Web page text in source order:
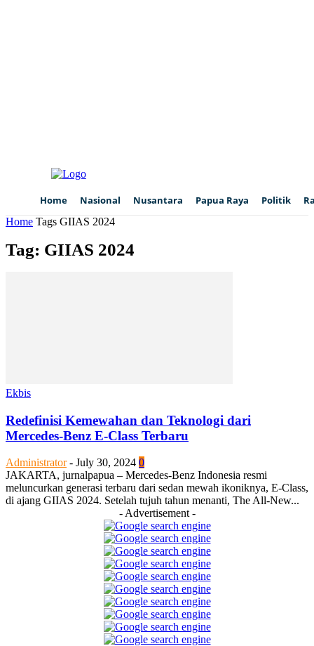
Home Nasional Nusantara Papua Raya Politik
Home Tags GIIAS 2024
Tag: GIIAS 2024
Ekbis
Redefinisi Kemewahan dan Teknologi dari
Mercedes-Benz E-Class Terbaru
Administrator - July 30, 2024 0
JAKARTA, jurnalpapua – Mercedes-Benz Indonesia resmi
meluncurkan generasi terbaru dari sedan mewah ikoniknya, E-Class,
di ajang GIIAS 2024. Setelah tujuh tahun menanti, The All-New...
- Advertisement -